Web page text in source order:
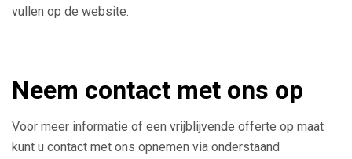
vullen op de website.
Neem contact met ons op
Voor meer informatie of een vrijblijvende offerte op maat
kunt u contact met ons opnemen via onderstaand